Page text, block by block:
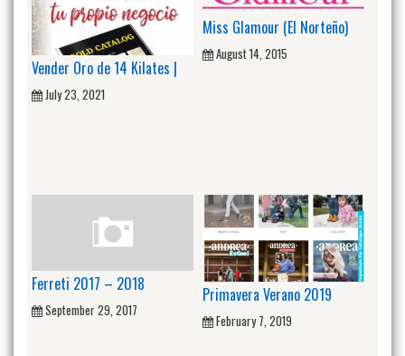
Vender Oro de 14 Kilates |
July 23, 2021
Miss Glamour (El Norteño)
August 14, 2015
Ferreti 2017 – 2018
September 29, 2017
Primavera Verano 2019
February 7, 2019